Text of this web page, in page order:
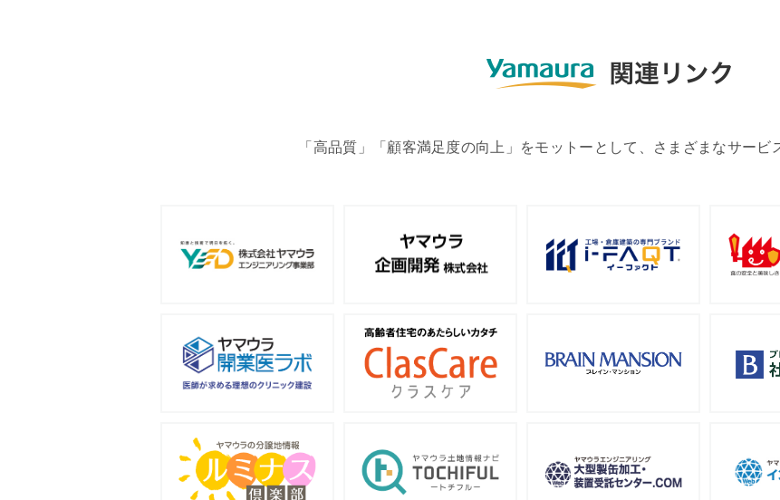
「高品質」「顧客満足度の向上」をモットーとして、さまざまなサービ